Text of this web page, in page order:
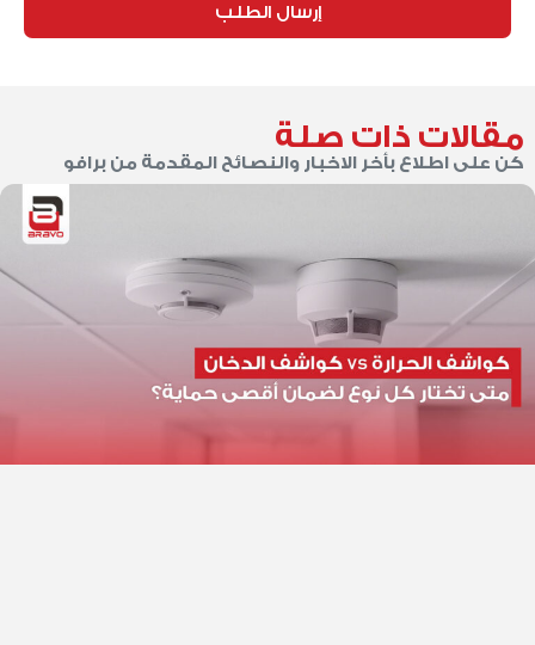
إرسال الطلب
مقالات ذات صلة
كن على اطلاع بأخر الاخبار والنصائح المقدمة من برافو